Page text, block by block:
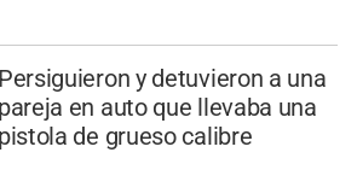
Persiguieron y detuvieron a una
pareja en auto que llevaba una
pistola de grueso calibre